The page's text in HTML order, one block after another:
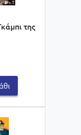
της